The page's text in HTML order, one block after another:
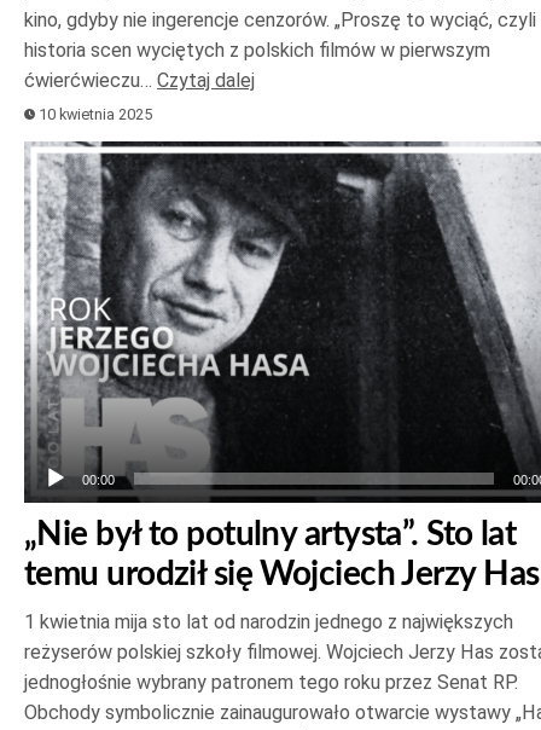
kino, gdyby nie ingerencje cenzorów. „Proszę to wyciąć, czyli
historia scen wyciętych z polskich filmów w pierwszym
ćwierćwieczu… Czytaj dalej
10 kwietnia 2025
Odtwarzacz
plików
dźwiękowych
00:00
„Nie był to potulny artysta”. Sto lat
temu urodził się Wojciech Jerzy Has
1 kwietnia mija sto lat od narodzin jednego z największych
reżyserów polskiej szkoły filmowej. Wojciech Jerzy Has
jednogłośnie wybrany patronem tego roku przez Senat RP.
Obchody symbolicznie zainaugurowało otwarcie wystawy